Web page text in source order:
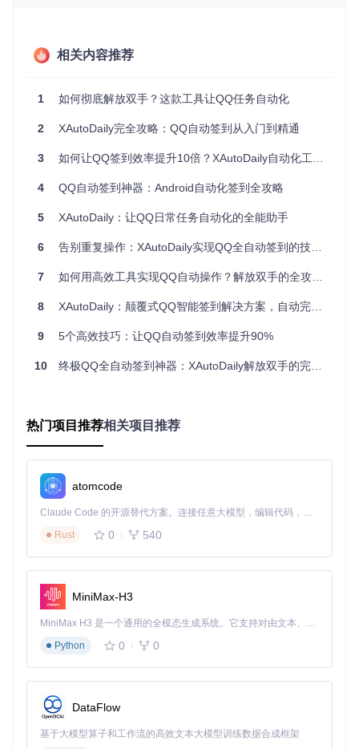
险。用户可根据需求自定义修改代码，打造个性化的签到解决
方案，安全性与灵活性兼具。
🚀 新手入门：三步开启自动签到之旅
准备必要环境
首先确保你的Android设备已安装最新版QQ或TIM应用，并配
是实体手机还是模拟器，都能完美支持。
获取与部署模块
通过以下命令克隆项目代码：
git clone
编译后将模块文件复制到Android设备，在Xposed框架的模块
⚙️ 个性化配置：打造专属签到方案
智能定时策略设置
通过修改
ily/task/cron/CronConfig.kt文件，你可以自定义签到
时间规则。支持按天、周、月等多维度设置，精确到分钟级
别，帮助你避开签到高峰时段，提高成功率。
多账号管理技巧
XAutoDaily支持同时管理多个QQ账号，每个账号可独立配置
签到策略。通过灵活的账号切换机制，实现不同账号的个性化
签到管理，满足多账号用户的使用需求。
异常处理机制配置
完成率，让你无需担心错过任何签到机会。
💡 效率提升：资深用户的实用技巧
相关内容推荐
1 如何彻底解放双手？这款工具让QQ任务自动化
2 XAutoDaily完全攻略：QQ自动签到从入门到精通
3 如何让QQ签到效率提升10倍？XAutoDaily自动化工具全攻略
4 QQ自动签到神器：Android自动化签到全攻略
5 XAutoDaily：让QQ日常任务自动化的全能助手
6 告别重复操作：XAutoDaily实现QQ全自动签到的技术实践
7 如何用高效工具实现QQ自动操作？解放双手的全攻略来了
8 XAutoDaily：颠覆式QQ智能签到解决方案，自动完成会员任务与日常打卡
9 5个高效技巧：让QQ自动签到效率提升90%
10 终极QQ全自动签到神器：XAutoDaily解放双手的完整指南 🚀
热门项目推荐相关项目推荐
atomcode
Claude Code 的开源替代方案。连接任意大模型，编辑代码，运行命令，自动验证 — 全自动执行。用 Rust 构建，极致性能。 ｜ An open-source alternative to Claude Code. Connect any LLM, edit code, run commands, and verify changes — autonomously. Built in Rust for speed. Get Started
Rust
0 540
MiniMax-H3
MiniMax H3 是一个通用的全模态生成系统。它支持对由文本、图像、视频和音频组成的多模态上下文进行统一理解，并能生成分辨率高达 2K、时长可达 15 秒的带原生立体声音频的视频。得益于面向任务泛化的系统设计，H3 在预训练阶段就已具备广泛的多模态上下文理解与生成能力，能够出色地执行复杂的多模态指令。
Python
0 0
DataFlow
基于大模型算子和工作流的高效文本大模型训练数据合成框架